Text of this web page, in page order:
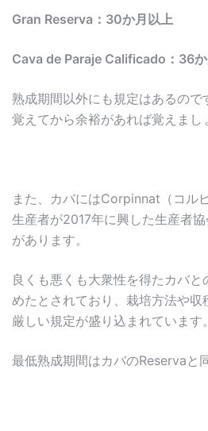
Gran Reserva：30か月以上
Cava de Paraje Calificado：36
熟成期間以外にも規定はあるので
覚えてから余裕があれば覚えまし
また、カバにはCorpinnat（コル
生産者が2017年に興した生産者
があります。
良くも悪くも大衆性を得たカバ
めたとされており、栽培方法や収
厳しい規定が盛り込まれています。
最低熟成期間はカバのReservaと